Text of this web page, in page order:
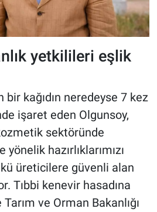
yetkilileri eşlik
kağıdın neredeyse 7 kez
işaret eden Olgunsoy,
sektöründe
hazırlıklarımızı
üreticilere güvenli alan
Tıbbi kenevir hasadına
ve Orman Bakanlığı